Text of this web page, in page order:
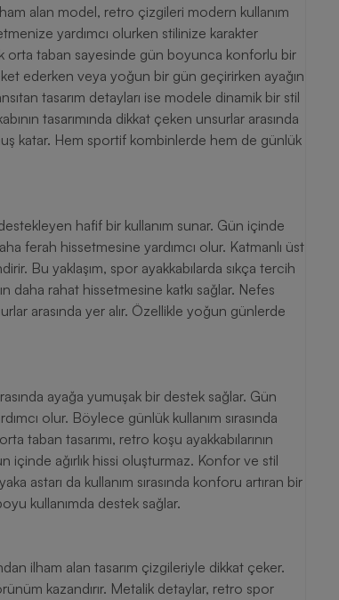
alan model, retro çizgileri modern kullanım
yardımcı olurken stilinize karakter
orta taban sayesinde gün boyunca konforlu bir
ederken veya yoğun bir gün geçirirken ayağın
tasarım detayları ise modele dinamik bir stil
tasarımında dikkat çeken unsurlar arasında
katar. Hem sportif kombinlerde hem de günlük
destekleyen hafif bir kullanım sunar. Gün içinde
ferah hissetmesine yardımcı olur. Katmanlı üst
Bu yaklaşım, spor ayakkabılarda sıkça tercih
daha rahat hissetmesine katkı sağlar. Nefes
arasında yer alır. Özellikle yoğun günlerde
ayağa yumuşak bir destek sağlar. Gün
olur. Böylece günlük kullanım sırasında
taban tasarımı, retro koşu ayakkabılarının
içinde ağırlık hissi oluşturmaz. Konfor ve stil
astarı da kullanım sırasında konforu artıran bir
kullanımda destek sağlar.
ilham alan tasarım çizgileriyle dikkat çeker.
kazandırır. Metalik detaylar, retro spor